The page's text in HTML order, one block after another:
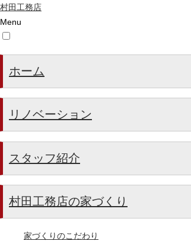
村田工務店
Menu
ホーム
リノベーション
スタッフ紹介
村田工務店の家づくり
家づくりのこだわり